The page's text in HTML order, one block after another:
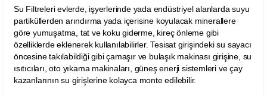
Su Filtreleri evlerde, işyerlerinde yada endüstriyel alanlarda suyu
partiküllerden arındırma yada içerisine koyulacak minerallere
göre yumuşatma, tat ve koku giderme, kireç önleme gibi
özelliklerde eklenerek kullanılabilirler. Tesisat girişindeki su sayacı
öncesine takılabildiği gibi çamaşır ve bulaşık makinası girişine, su
ısıtıcıları, oto yıkama makinaları, güneş enerji sistemleri ve çay
kazanlarının su girişlerine kolayca monte edilebilir.